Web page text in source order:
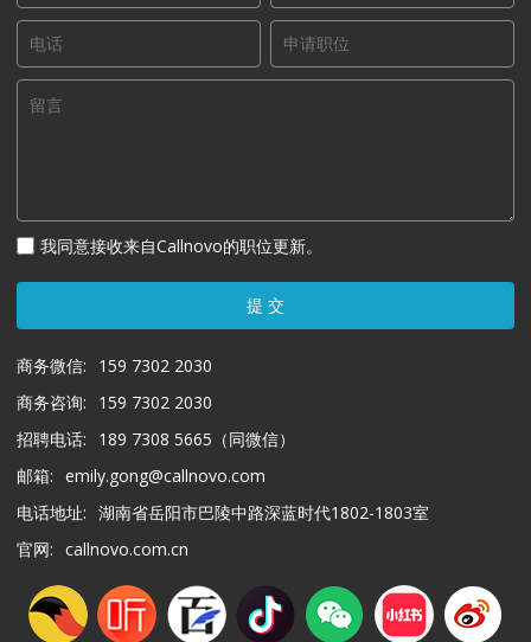
我同意接收来自Callnovo的职位更新。
提 交
商务微信:
159 7302 2030
商务咨询:
159 7302 2030
招聘电话:
189 7308 5665（同微信）
邮箱: emily.gong@callnovo.com
电话地址: 湖南省岳阳市巴陵中路深蓝时代1802-1803室
官网: callnovo.com.cn